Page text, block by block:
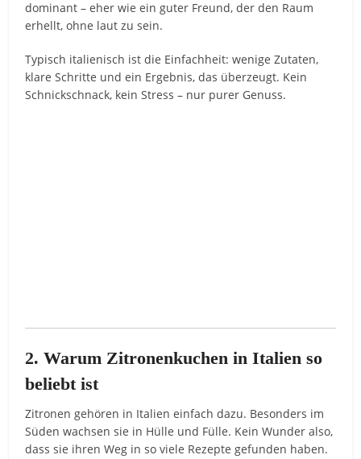
dominant – eher wie ein guter Freund, der den Raum
erhellt, ohne laut zu sein.
Typisch italienisch ist die Einfachheit: wenige Zutaten,
klare Schritte und ein Ergebnis, das überzeugt. Kein
Schnickschnack, kein Stress – nur purer Genuss.
2. Warum Zitronenkuchen in Italien so
beliebt ist
Zitronen gehören in Italien einfach dazu. Besonders im
Süden wachsen sie in Hülle und Fülle. Kein Wunder also,
dass sie ihren Weg in so viele Rezepte gefunden haben.